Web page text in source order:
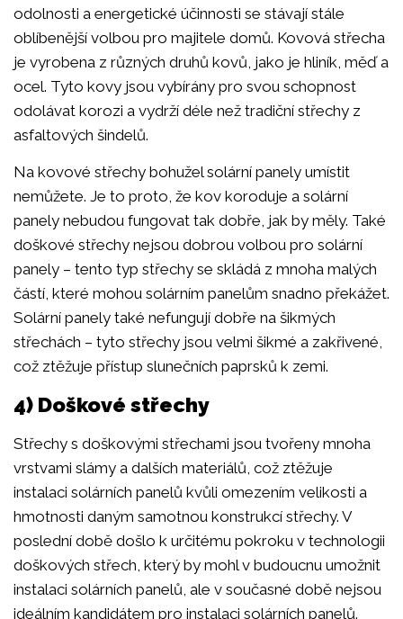
odolnosti a energetické účinnosti se stávají stále
oblíbenější volbou pro majitele domů. Kovová střecha
je vyrobena z různých druhů kovů, jako je hliník, měď a
ocel. Tyto kovy jsou vybírány pro svou schopnost
odolávat korozi a vydrží déle než tradiční střechy z
asfaltových šindelů.
Na kovové střechy bohužel solární panely umístit
nemůžete. Je to proto, že kov koroduje a solární
panely nebudou fungovat tak dobře, jak by měly. Také
doškové střechy nejsou dobrou volbou pro solární
panely – tento typ střechy se skládá z mnoha malých
částí, které mohou solárním panelům snadno překážet.
Solární panely také nefungují dobře na šikmých
střechách – tyto střechy jsou velmi šikmé a zakřivené,
což ztěžuje přístup slunečních paprsků k zemi.
4) Doškové střechy
Střechy s doškovými střechami jsou tvořeny mnoha
vrstvami slámy a dalších materiálů, což ztěžuje
instalaci solárních panelů kvůli omezením velikosti a
hmotnosti daným samotnou konstrukcí střechy. V
poslední době došlo k určitému pokroku v technologii
doškových střech, který by mohl v budoucnu umožnit
instalaci solárních panelů, ale v současné době nejsou
ideálním kandidátem pro instalaci solárních panelů.